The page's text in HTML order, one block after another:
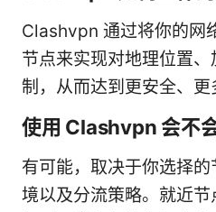
Clashvpn 通过将你的网
节点来实现对地理位置
制，从而达到更安全、更
使用 Clashvpn 会不
有可能，取决于你选择
境以及分流策略。就近